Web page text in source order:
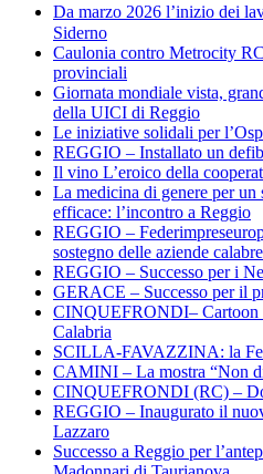
Da marzo 2026 l’inizio dei
Siderno
Caulonia contro Metrocity
provinciali
Giornata mondiale vista,
della UICI di Reggio
Le iniziative solidali per
REGGIO – Installato un
Il vino L’eroico della
La medicina di genere per un
efficace: l’incontro a Reggio
REGGIO –
sostegno delle aziende
REGGIO – Successo per i
GERACE – Successo per il
CINQUEFRONDI– Cartoon
Calabria
SCILLA-FAVAZZINA: la
CAMINI – La mostra “Non
CINQUEFRONDI (RC) –
REGGIO – Inaugurato il
Lazzaro
Successo a Reggio per